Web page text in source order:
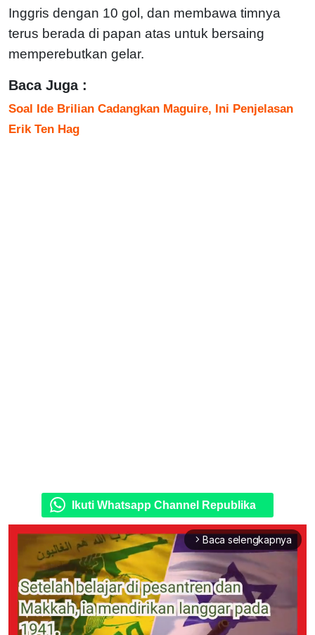
Inggris dengan 10 gol, dan membawa timnya
terus berada di papan atas untuk bersaing
memperebutkan gelar.
Baca Juga :
Soal Ide Brilian Cadangkan Maguire, Ini Penjelasan
Erik Ten Hag
Ikuti Whatsapp Channel Republika
arrow_forward_ios Baca selengkapnya